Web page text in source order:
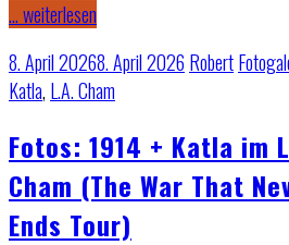
… weiterlesen
8. April 20268. April 2026 Robert
Katla, L.A. Cham
Fotos: 1914 + Katla im
Cham (The War That
Ends Tour)